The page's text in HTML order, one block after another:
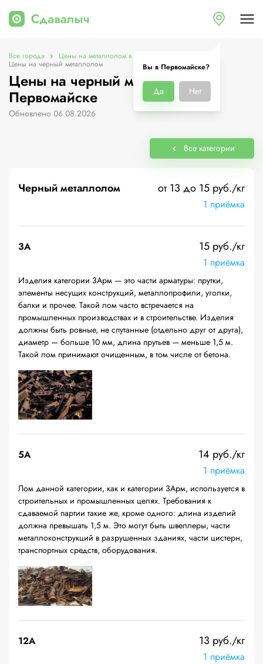
Вы в Первомайске?
Да Нет
Все города Цены на металлолом в Первомайске
Цены на черный металлолом
Цены на черный металлолом в
Первомайске
Обновлено 06.08.2026
Все категории
Черный металлолом от 13 до 15 руб./кг
1 приёмка
3А 15 руб./кг
1 приёмка
Изделия категории 3Арм — это части арматуры: прутки,
элементы несущих конструкций, металлопрофили, уголки,
балки и прочее. Такой лом часто встречается на
промышленных производствах и в строительстве. Изделия
должны быть ровные, не спутанные (отдельно друг от друга),
диаметр — больше 10 мм, длина прутьев — меньше 1,5 м.
Такой лом принимают очищенным, в том числе от бетона.
5А 14 руб./кг
1 приёмка
Лом данной категории, как и категории 3Арм, используется в
строительных и промышленных целях. Требования к
сдаваемой партии такие же, кроме одного: длина изделий
должна превышать 1,5 м. Это могут быть швеллеры, части
металлоконструкций в разрушенных зданиях, части цистерн,
транспортных средств, оборудования.
12A 13 руб./кг
1 приёмка